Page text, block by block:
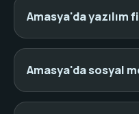
Amasya'da yazılım
Amasya'da sosyal